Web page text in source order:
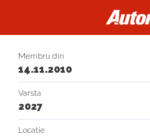
Membru din
14.11.2010
Varsta
2027
Locatie